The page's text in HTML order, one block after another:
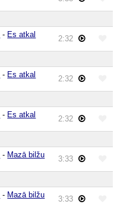
- Es atkal
2:32
- Es atkal
2:32
- Es atkal
2:32
- Mazā bilžu
3:33
- Mazā bilžu
3:33